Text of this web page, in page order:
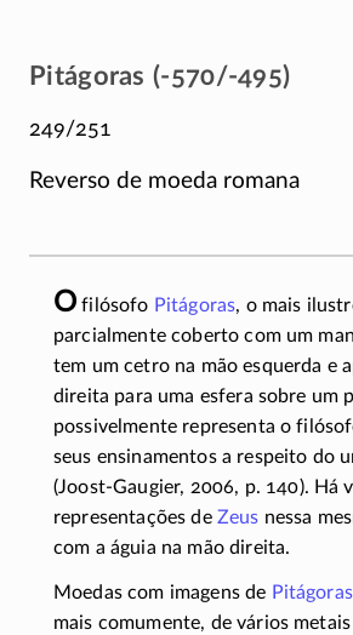
Pitágoras (-570/-495)
249/251
Reverso de moeda romana
O filósofo Pitágoras, o mais
parcialmente coberto com um
tem um cetro na mão esquerda e
direita para uma esfera sobre um
possivelmente representa o
seus ensinamentos a respeito do
(Joost-Gaugier, 2006, p. 140). Há
representações de Zeus nessa
com a águia na mão direita.
Moedas com imagens de Pitágoras
mais comumente, de vários